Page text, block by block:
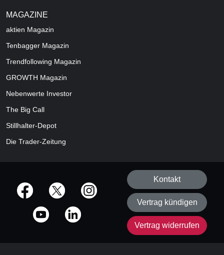
MAGAZINE
aktien Magazin
Tenbagger Magazin
Trendfollowing Magazin
GROWTH Magazin
Nebenwerte Investor
The Big Call
Stillhalter-Depot
Die Trader-Zeitung
offizielle Social Media-Accounts
Kontakt
Vertrag kündigen
Vertrag widerrufen